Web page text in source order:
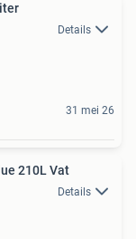
Details
31 mei 26
210L Vat
Details